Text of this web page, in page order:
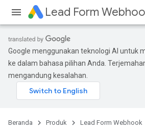
Lead Form
Google menggunakan teknologi AI untuk
ke dalam bahasa pilihan Anda.
mengandung kesalahan.
Beranda Produk Lead Form Webhook